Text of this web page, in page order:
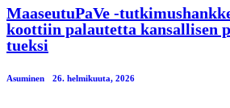
MaaseutuPaVe -
koottiin palautetta kansallisen
tueksi
Asuminen 26. helmikuuta, 2026